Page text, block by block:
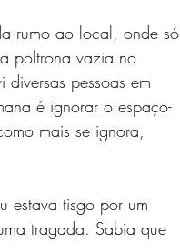
rumo ao local, onde só
poltrona vazia no
pessoas em
é ignorar o espaço-
mais se ignora,
estava tisgo por um
tragada. Sabia que